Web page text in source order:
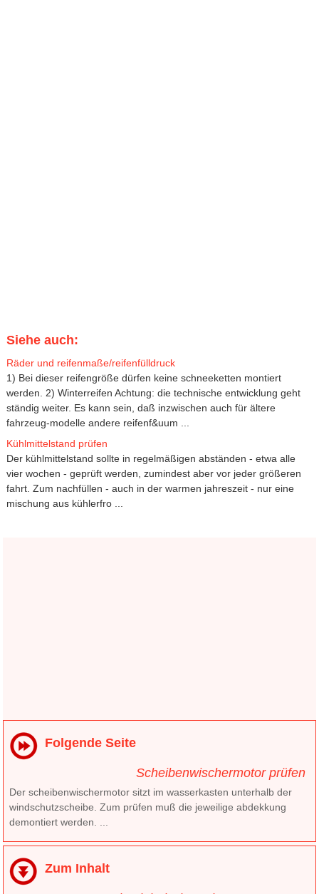
Siehe auch:
Räder und reifenmaße/reifenfülldruck
1) Bei dieser reifengröße dürfen keine schneeketten montiert
werden. 2) Winterreifen Achtung: die technische entwicklung geht
ständig weiter. Es kann sein, daß inzwischen auch für ältere
fahrzeug-modelle andere reifenf&uum ...
Kühlmittelstand prüfen
Der kühlmittelstand sollte in regelmäßigen abständen - etwa alle
vier wochen - geprüft werden, zumindest aber vor jeder größeren
fahrt. Zum nachfüllen - auch in der warmen jahreszeit - nur eine
mischung aus kühlerfro ...
Folgende Seite
Scheibenwischermotor prüfen
Der scheibenwischermotor sitzt im wasserkasten unterhalb der
windschutzscheibe. Zum prüfen muß die jeweilige abdekkung
demontiert werden. ...
Zum Inhalt